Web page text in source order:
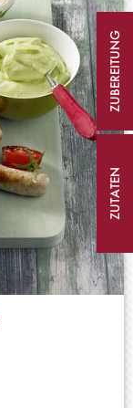
ZUTATEN
ZUBEREITUNG